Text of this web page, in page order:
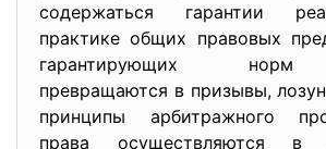
содержаться гарантии
практике общих правовых
гарантирующих норм
превращаются в призывы,
принципы арбитражного
права осуществляются в